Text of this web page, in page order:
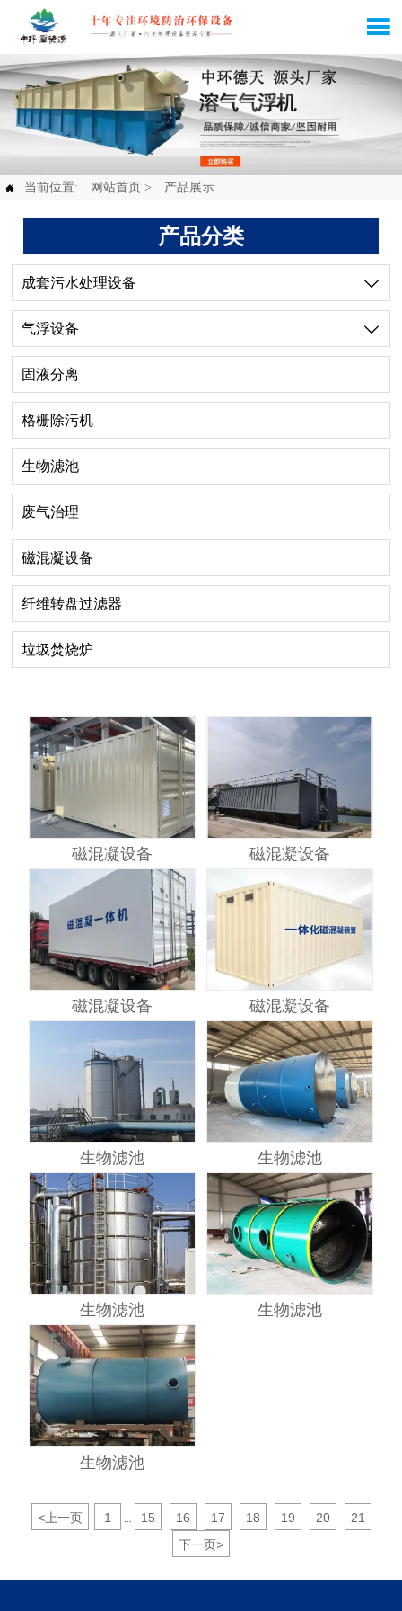

 当前位置: 网站首页 > 产品展示
产品分类
成套污水处理设备 
气浮设备 
固液分离
格栅除污机
生物滤池
废气治理
磁混凝设备
纤维转盘过滤器
垃圾焚烧炉
磁混凝设备 磁混凝设备
磁混凝设备 磁混凝设备
生物滤池 生物滤池
生物滤池 生物滤池
生物滤池
<上一页 1 ... 15 16 17 18 19 20
21
下一页>